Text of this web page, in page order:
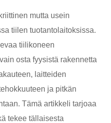
mutta usein
tiilen tuotantolaitoksissa.
tiilikoneen
osta fyysistä rakennetta
laitteiden
ja pitkän
Tämä artikkeli tarjoaa
tekee tällaisesta